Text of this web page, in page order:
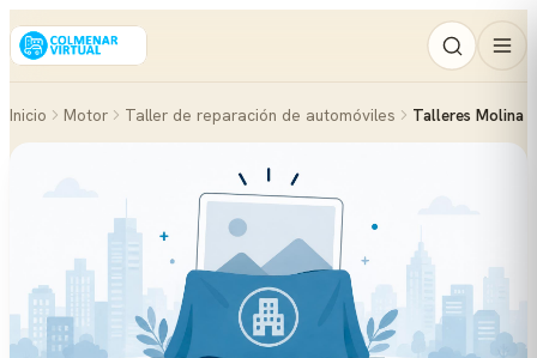
Inicio Motor Taller de reparación de automóviles Talleres Molina